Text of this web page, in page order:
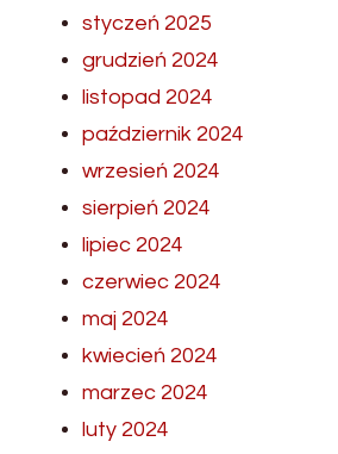
styczeń 2025
grudzień 2024
listopad 2024
październik 2024
wrzesień 2024
sierpień 2024
lipiec 2024
czerwiec 2024
maj 2024
kwiecień 2024
marzec 2024
luty 2024